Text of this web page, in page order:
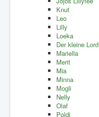
Knut
Leo
Lilly
Loeka
Der kleine Lord
Mariella
Merit
Mia
Minna
Mogli
Nelly
Olaf
Poldi